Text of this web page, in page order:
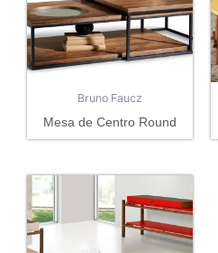
Bruno Faucz
Mesa de Centro Round